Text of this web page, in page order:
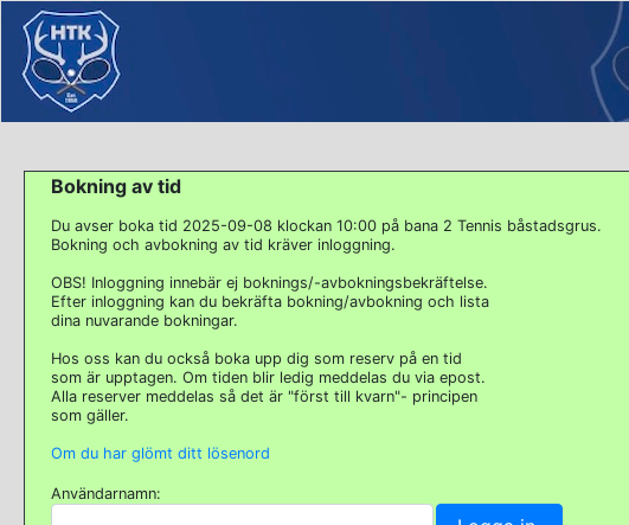
Bokning av tid
Du avser boka tid 2025-09-08 klockan 10:00 på bana 2 Tennis båstadsgrus.
Bokning och avbokning av tid kräver inloggning.
OBS! Inloggning innebär ej boknings/-avbokningsbekräftelse.
Efter inloggning kan du bekräfta bokning/avbokning och lista
dina nuvarande bokningar.
Hos oss kan du också boka upp dig som reserv på en tid
som är upptagen. Om tiden blir ledig meddelas du via epost.
Alla reserver meddelas så det är "först till kvarn"- principen
som gäller.
Om du har glömt ditt lösenord
Användarnamn: